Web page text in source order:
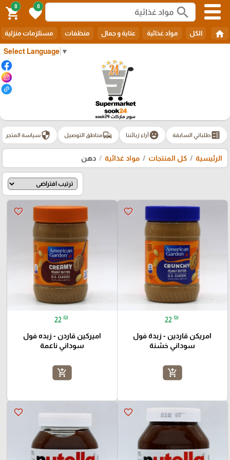
Select Language ▼
search
0
favorite
0
shopping_cart
home الكل مواد غذائية عناية و جمال منظفات مستلزمات منزلية
ballotطلباتي السابقة emoji_emotionsآراء زبائننا commuteمناطق التوصيل securityسياسة المتجر
الرئيسية كل المنتجات مواد غذائية دهن
favorite_border
22 ₪
امريكن قاردين - زبدة فول
سوداني خشنة
add_shopping_cart
favorite_border
22 ₪
اميركين قاردن - زبده فول
سوداني ناعمة
add_shopping_cart
favorite_border
favorite_border